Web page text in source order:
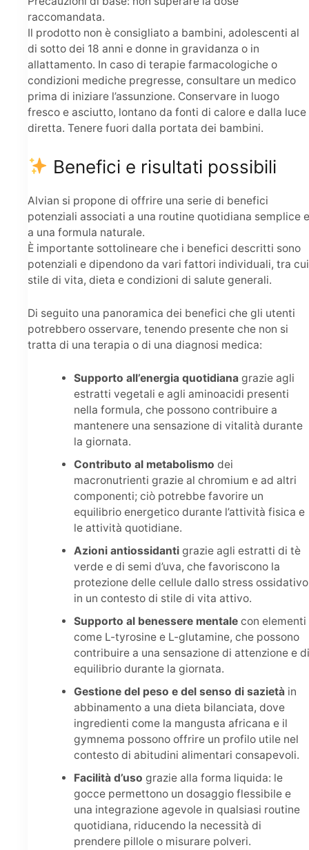
raccomandata.
Il prodotto non è consigliato a bambini, adolescenti al
di sotto dei 18 anni e donne in gravidanza o in
allattamento. In caso di terapie farmacologiche o
condizioni mediche pregresse, consultare un medico
prima di iniziare l’assunzione. Conservare in luogo
fresco e asciutto, lontano da fonti di calore e dalla luce
diretta. Tenere fuori dalla portata dei bambini.
Benefici e risultati possibili
Alvian si propone di offrire una serie di benefici
potenziali associati a una routine quotidiana semplice e
a una formula naturale.
È importante sottolineare che i benefici descritti sono
potenziali e dipendono da vari fattori individuali, tra cui
stile di vita, dieta e condizioni di salute generali.
Di seguito una panoramica dei benefici che gli utenti
potrebbero osservare, tenendo presente che non si
tratta di una terapia o di una diagnosi medica:
Supporto all’energia quotidianagrazie agli
estratti vegetali e agli aminoacidi presenti
nella formula, che possono contribuire a
mantenere una sensazione di vitalità durante
la giornata.
Contributo al metabolismo dei
macronutrienti grazie al chromium e ad altri
componenti; ciò potrebbe favorire un
equilibrio energetico durante l’attività fisica e
le attività quotidiane.
Azioni antiossidantigrazie agli estratti di tè
verde e di semi d’uva, che favoriscono la
protezione delle cellule dallo stress ossidativo
in un contesto di stile di vita attivo.
Supporto al benessere mentalecon elementi
come L-tyrosine e L-glutamine, che possono
contribuire a una sensazione di attenzione e di
equilibrio durante la giornata.
Gestione del peso e del senso di sazietàin
abbinamento a una dieta bilanciata, dove
ingredienti come la mangusta africana e il
gymnema possono offrire un profilo utile nel
contesto di abitudini alimentari consapevoli.
Facilità d’uso grazie alla forma liquida: le
gocce permettono un dosaggio flessibile e
una integrazione agevole in qualsiasi routine
quotidiana, riducendo la necessità di
prendere pillole o misurare polveri.